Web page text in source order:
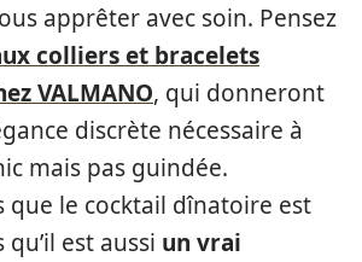
apprêter avec soin. Pensez
colliers et bracelets
VALMANO, qui donneront
discrète nécessaire à
mais pas guindée.
que le cocktail dînatoire est
est aussi un vrai